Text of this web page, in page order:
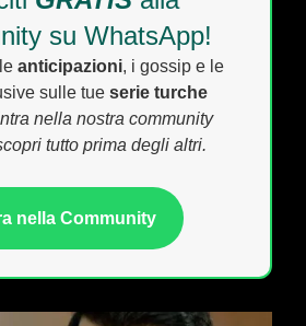
su WhatsApp!
anticipazioni, i gossip e le
sulle tue serie turche
nella nostra community
tutto prima degli altri.
nella Community